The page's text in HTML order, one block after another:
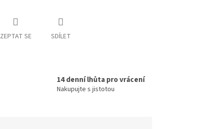
ZEPTAT SE SDÍLET
14 denní lhůta pro vrácení
Nakupujte s jistotou